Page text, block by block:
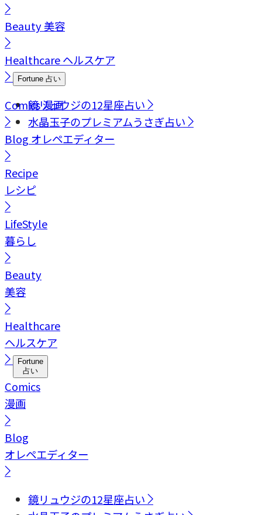
Beauty美容
Healthcareヘルスケア
Fortune 占い
鏡リュウジの12星座占い
水晶玉子のプレミアムうさぎ占い
Comics漫画
Blog オレペエディター
Recipe
レシピ
LifeStyle
暮らし
Beauty
美容
Healthcare
ヘルスケア
Fortune
占い
Comics
漫画
Blog
オレペエディター
鏡リュウジの12星座占い